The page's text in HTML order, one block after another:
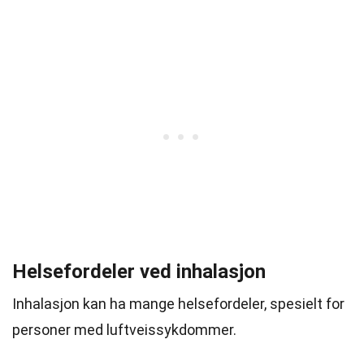
Helsefordeler ved inhalasjon
Inhalasjon kan ha mange helsefordeler, spesielt for
personer med luftveissykdommer.